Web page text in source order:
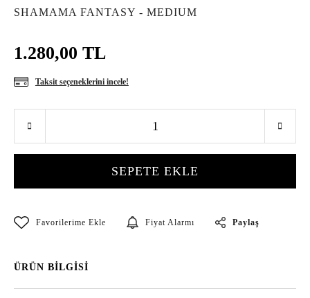
SHAMAMA FANTASY - MEDIUM
1.280,00 TL
Taksit seçeneklerini incele!
SEPETE EKLE
Fiyat Alarmı Paylaş
ÜRÜN BİLGİSİ